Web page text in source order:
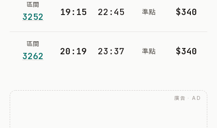
區間
3252 19:15 22:45 準點 $340
區間
3262 20:19 23:37 準點 $340
廣告 · AD